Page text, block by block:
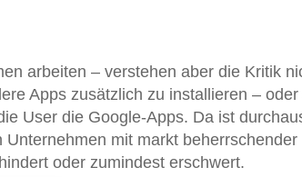
arbeiten – verstehen aber die Kritik
Apps zusätzlich zu installieren – oder
User die Google-Apps. Da ist
mit markt beherrschender
oder zumindest erschwert.